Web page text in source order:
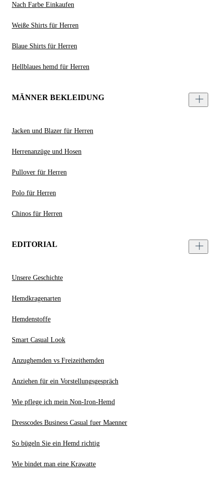
Nach Farbe Einkaufen
Weiße Shirts für Herren
Blaue Shirts für Herren
Hellblaues hemd für Herren
MÄNNER BEKLEIDUNG
Jacken und Blazer für Herren
Herrenanzüge und Hosen
Pullover für Herren
Polo für Herren
Chinos für Herren
EDITORIAL
Unsere Geschichte
Hemdkragenarten
Hemdenstoffe
Smart Casual Look
Anzughemden vs Freizeithemden
Anziehen für ein Vorstellungsgespräch
Wie pflege ich mein Non-Iron-Hemd
Dresscodes Business Casual fuer Maenner
So bügeln Sie ein Hemd richtig
Wie bindet man eine Krawatte